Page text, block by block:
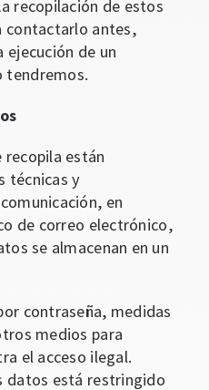
recopilación de estos
contactarlo antes,
ejecución de un
tendremos.
recopila están
técnicas y
en
de correo electrónico,
se almacenan en un
contraseña, medidas
medios para
el acceso ilegal.
datos está restringido